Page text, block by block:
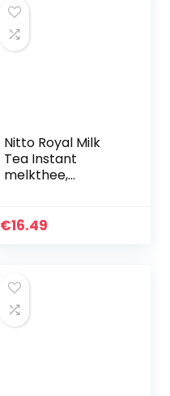
Nitto Royal Milk
Tea Instant
melkthee,
Hokkaido melk, 10
€16.49